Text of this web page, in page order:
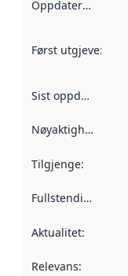
Oppdateringsfrekvens
Først utgjeve:
Sist oppdatert
Nøyaktigheit
Tilgjenge:
Fullstendigheit
Aktualitet:
Relevans: